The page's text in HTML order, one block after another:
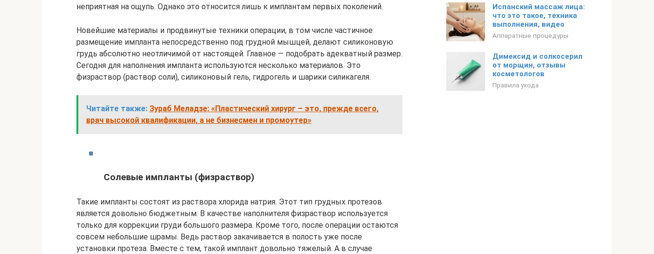
неприятная на ощупь. Однако это относится лишь к имплантам первых поколений.
Новейшие материалы и продвинутые техники операции, в том числе частичное
размещение импланта непосредственно под грудной мышцей, делают силиконовую
грудь абсолютно неотличимой от настоящей. Главное — подобрать адекватный размер.
Сегодня для наполнения импланта используются несколько материалов. Это
физраствор (раствор соли), силиконовый гель, гидрогель и шарики силикагеля.
Читайте также: Зураб Меладзе: «Пластический хирург – это, прежде всего,
врач высокой квалификации, а не бизнесмен и промоутер»
Солевые импланты (физраствор)
Такие импланты состоят из раствора хлорида натрия. Этот тип грудных протезов
является довольно бюджетным. В качестве наполнителя физраствор используется
только для коррекции груди большого размера. Кроме того, после операции остаются
совсем небольшие шрамы. Ведь раствор закачивается в полость уже после
установки протеза. Вместе с тем, такой имплант довольно тяжелый. А в случае
Испанский массаж лица:
что это такое, техника
выполнения, видео
Аппаратные процедуры
Димексид и солкосерил
от морщин, отзывы
косметологов
Правила ухода